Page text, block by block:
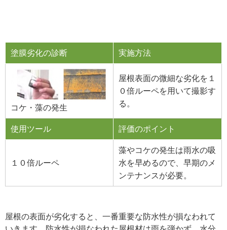
塗膜劣化の診断 実施方法
コケ・藻の発生
屋根表面の微細な劣化を１
０倍ルーペを用いて撮影す
る。
使用ツール 評価のポイント
１０倍ルーペ
藻やコケの発生は雨水の吸
水を早めるので、早期のメ
ンテナンスが必要。
屋根の表面が劣化すると、一番重要な防水性が損なわれて